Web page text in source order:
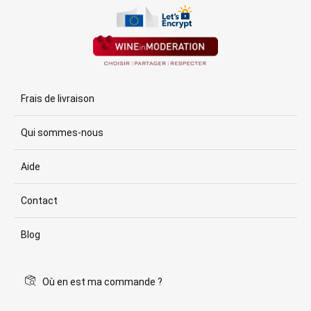
Frais de livraison
Qui sommes-nous
Aide
Contact
Blog
Où en est ma commande ?